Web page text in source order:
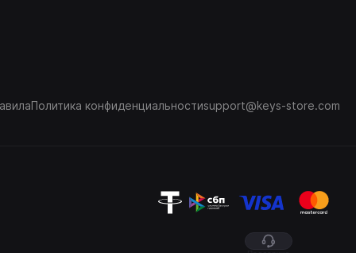
Политика конфиденциальностиsupport@keys-store.com